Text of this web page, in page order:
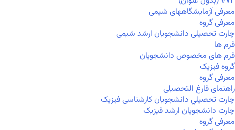
معرفی آزمایشگاههای شیمی
معرفی گروه
چارت تحصیلی دانشجویان ارشد شیمی
فرم ها
فرم های مخصوص دانشجویان
گروه فیزیک
معرفی گروه
راهنمای فارغ التحصیلی
چارت تحصيلي دانشجویان کارشناسی فیزیک
چارت دانشجویان ارشد فیزیک
معرفی گروه